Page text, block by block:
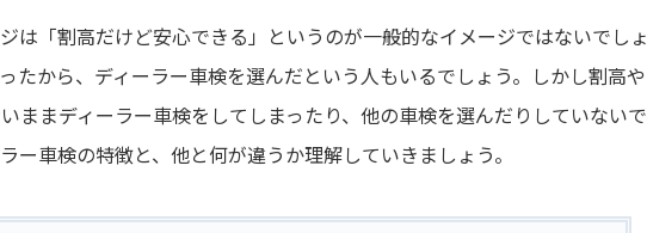
は「割高だけど安心できる」というのが一般的なイメージではないでしょ
たから、ディーラー車検を選んだという人もいるでしょう。しかし割高や
ままディーラー車検をしてしまったり、他の車検を選んだりしていないで
ー車検の特徴と、他と何が違うか理解していきましょう。